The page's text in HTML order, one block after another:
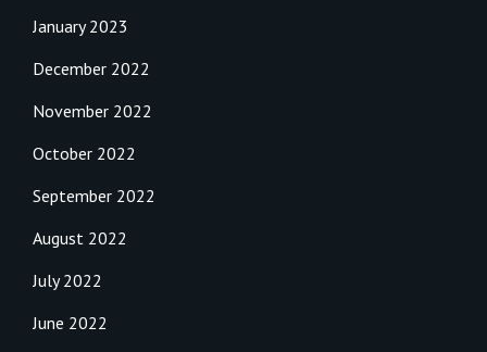
January 2023
December 2022
November 2022
October 2022
September 2022
August 2022
July 2022
June 2022